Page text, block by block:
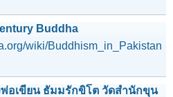
Buddha
wiki/Buddhism_in_Pakistan
อเขียน ธัมมรักขิโต วัดสำนักขุน